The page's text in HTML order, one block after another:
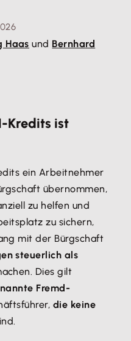
Haas und Bernhard
Kredits ist
ein Arbeitnehmer
übernommen,
zu helfen und
zu sichern,
mit der Bürgschaft
steuerlich als
Dies gilt
Fremd-
die keine